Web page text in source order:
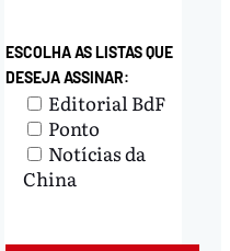
ESCOLHA AS LISTAS QUE
DESEJA ASSINAR:
Editorial BdF
Ponto
Notícias da
China